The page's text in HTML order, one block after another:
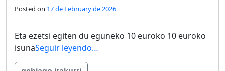
Posted on 17 de February de 2026
Eta ezetsi egiten du eguneko 10 euroko 10 euroko
isunaSeguir leyendo…